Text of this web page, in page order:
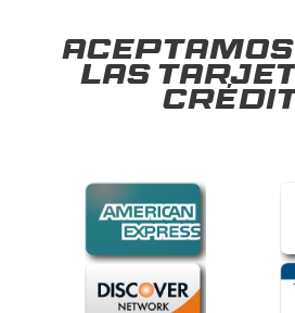
las